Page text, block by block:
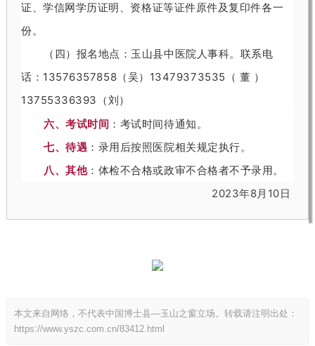
证 、学信网学历证明 、 资格证等证件原件及复 印件各一
份。
（ 四） 报名地点 ： 玉 山县中 医院人事科。 联系电
话 ： 1 3576357858 （吴） 13479373535 （ 董 ）
1 3755336393 （刘 ）
六、考试时间 ： 考试时间待通知 。
七、待遇 ： 录用 后按照医院相关规定执行。
八 、其他： 体检不合格或政审不合格者不予录用。
2023年8月 10 日
本文来自网络，不代表中国博士县—玉山之窗立场。转载请注明出处：
https://www.yszc.com.cn/83412.html